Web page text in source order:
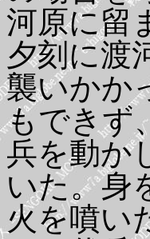
河原に留
夕刻に渡
襲いかか
もできず
兵を動か
いた。身
火を噴い